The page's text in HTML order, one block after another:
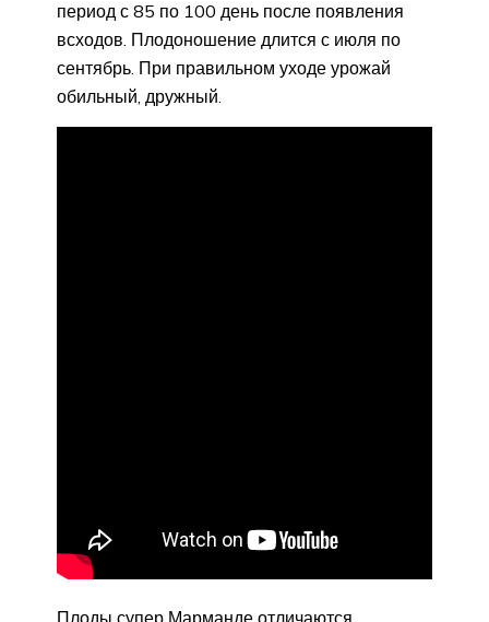
период с 85 по 100 день после появления
всходов. Плодоношение длится с июля по
сентябрь. При правильном уходе урожай
обильный, дружный.
Плоды супер Марманде отличаются